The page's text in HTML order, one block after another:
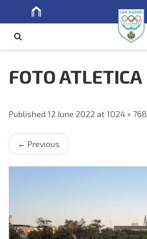
FOTO ATLETICA
Published 12 June 2022 at1024 × 768
← Previous